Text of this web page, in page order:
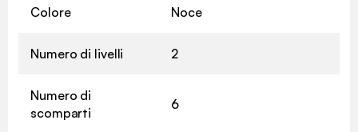
Colore Noce
Numero di livelli 2
Numero di
scomparti
6